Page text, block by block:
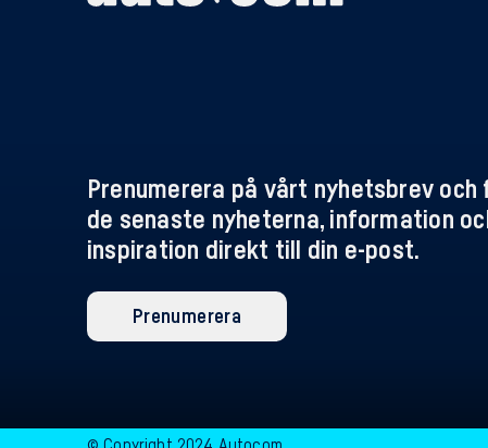
Prenumerera på vårt nyhetsbrev och
de senaste nyheterna, information
inspiration direkt till din e-post.
Prenumerera